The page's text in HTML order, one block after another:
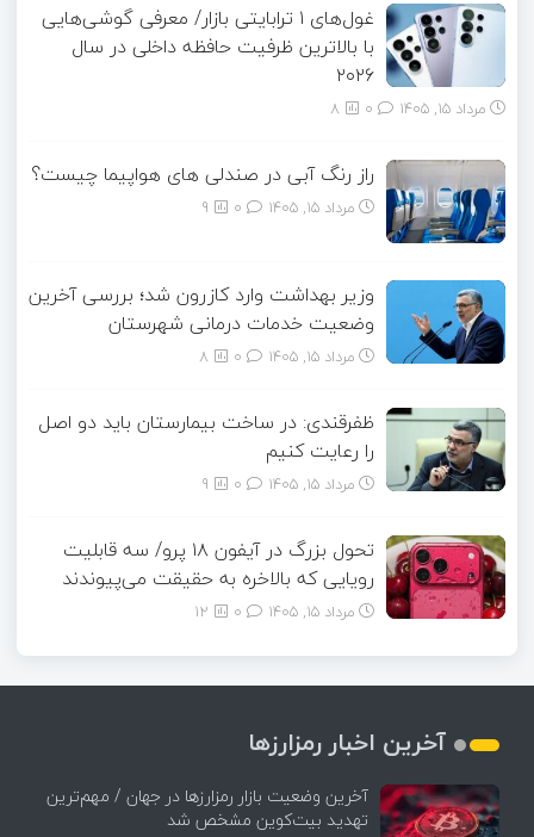
غول‌های ۱ ترابایتی بازار/ معرفی گوشی‌هایی
با بالاترین ظرفیت حافظه داخلی در سال
۲۰۲۶
مرداد ۱۵, ۱۴۰۵ 8
راز رنگ آبی در صندلی های هواپیما چیست؟
مرداد ۱۵, ۱۴۰۵ 9
وزیر بهداشت وارد کازرون شد؛ بررسی آخرین
وضعیت خدمات درمانی شهرستان
مرداد ۱۵, ۱۴۰۵ 8
ظفرقندی: در ساخت بیمارستان باید دو اصل
را رعایت کنیم
مرداد ۱۵, ۱۴۰۵ 9
تحول بزرگ در آیفون ۱۸ پرو/ سه قابلیت
رویایی که بالاخره به حقیقت می‌پیوندند
مرداد ۱۵, ۱۴۰۵ 12
آخرین اخبار رمزارزها
آخرین وضعیت بازار رمزارزها در جهان / مهم‌ترین
تهدید بیت‌کوین مشخص شد